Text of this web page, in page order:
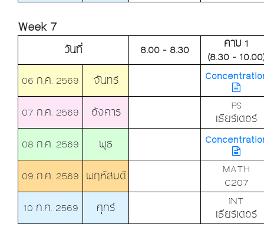
Week 7
วันที่ 8.00 - 8.30
คาบ 1
(8.30 -
06 ก.ค. 2569
จันทร์
07 ก.ค. 2569 อังคาร
PS
เธียร์เตอร์
08 ก.ค. 2569
พุธ
09 ก.ค. 2569 พฤหัสบดี
MATH
C207
10 ก.ค. 2569
ศุกร์
INT
เธียร์เตอร์